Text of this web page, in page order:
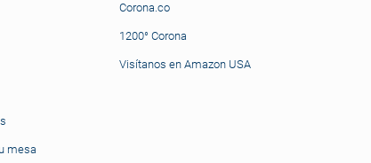
mesa
Corona.co
1200° Corona
Visítanos en Amazon USA